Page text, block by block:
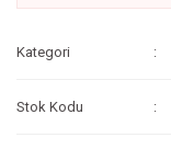
Kategori
Stok Kodu